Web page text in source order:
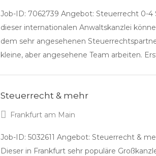
Job-ID: 7062739 Angebot: Steuerrecht 0-4
dieser internationalen Anwaltskanzlei
dem sehr angesehenen
kleine, aber angesehene Team arbeiten.
Steuerrecht & mehr
Frankfurt am Main
Job-ID: 5032611 Angebot: Steuerrecht &
Dieser in Frankfurt sehr populäre